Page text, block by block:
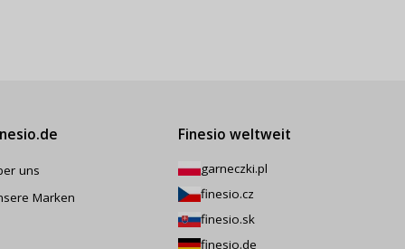
uns
Marken
Finesio weltweit
garneczki.pl
finesio.cz
finesio.sk
finesio.de